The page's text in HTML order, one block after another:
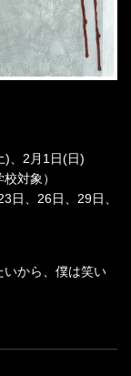
)、2月1日(日)
対象）
日、26日、29日、
いから、僕は笑い